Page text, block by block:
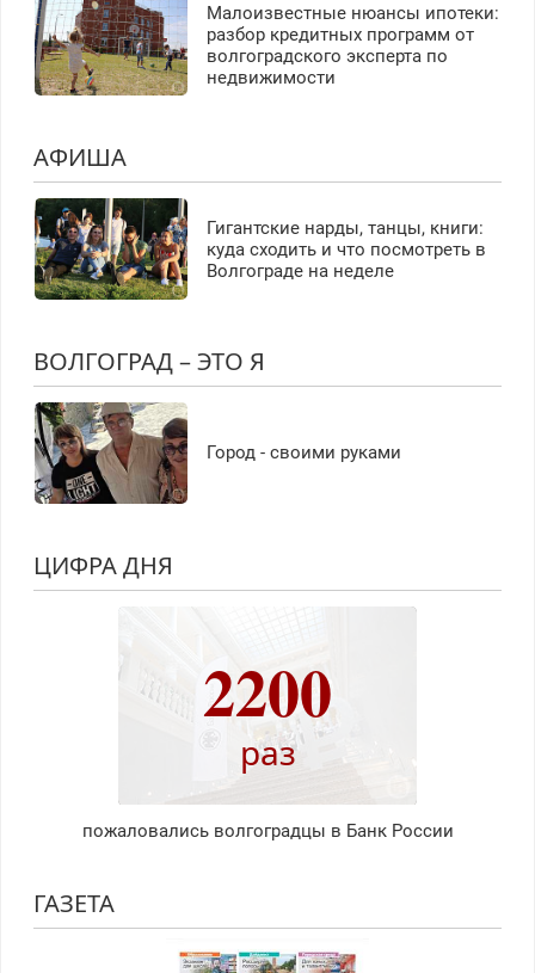
Малоизвестные нюансы ипотеки:
разбор кредитных программ от
волгоградского эксперта по
недвижимости
АФИША
Гигантские нарды, танцы, книги:
куда сходить и что посмотреть в
Волгограде на неделе
ВОЛГОГРАД – ЭТО Я
Город - своими руками
ЦИФРА ДНЯ
2200
раз
пожаловались волгоградцы в Банк России
ГАЗЕТА